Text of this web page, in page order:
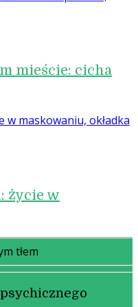
mieście: cicha
życie w